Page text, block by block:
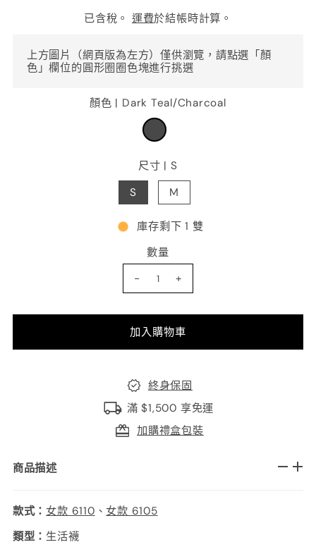
已含稅。 運費於結帳時計算。
上方圖片（網頁版為左方）僅供瀏覽，請點選「顏
色」欄位的圓形圈圈色塊進行挑選
顏色 | Dark Teal/Charcoal
尺寸 |S
S
M
庫存剩下 1 雙
數量
-
+
終身保固
滿 $1,500 享免運
加購禮盒包裝
商品描述
款式： 女款 6110 、 女款 6105
類型：生活襪